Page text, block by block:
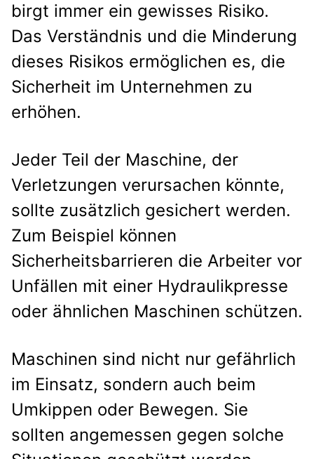
birgt immer ein gewisses Risiko.
Das Verständnis und die Minderung
dieses Risikos ermöglichen es, die
Sicherheit im Unternehmen zu
erhöhen.
Jeder Teil der Maschine, der
Verletzungen verursachen könnte,
sollte zusätzlich gesichert werden.
Zum Beispiel können
Sicherheitsbarrieren die Arbeiter vor
Unfällen mit einer Hydraulikpresse
oder ähnlichen Maschinen schützen.
Maschinen sind nicht nur gefährlich
im Einsatz, sondern auch beim
Umkippen oder Bewegen. Sie
sollten angemessen gegen solche